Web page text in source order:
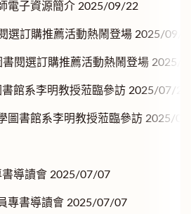
電子資源簡介 2025/09/22
書閱選訂購推薦活動熱鬧登場 2025/
圖書館系李明教授蒞臨參訪 2025/
專書導讀會 2025/07/07